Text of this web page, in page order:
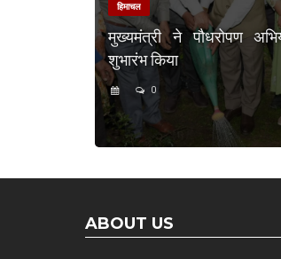
हिमाचल
मुख्यमंत्री ने पौधरोपण
शुभारंभ किया
0
ABOUT US